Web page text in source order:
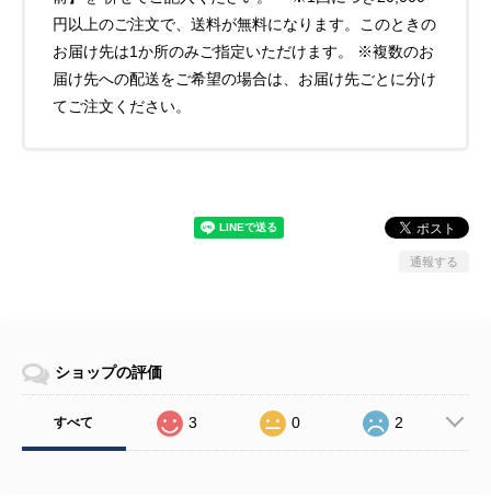
円以上のご注文で、送料が無料になります。このときの
お届け先は1か所のみご指定いただけます。 ※複数のお
届け先への配送をご希望の場合は、お届け先ごとに分け
てご注文ください。
通報する
ショップの評価
すべて 3 0 2